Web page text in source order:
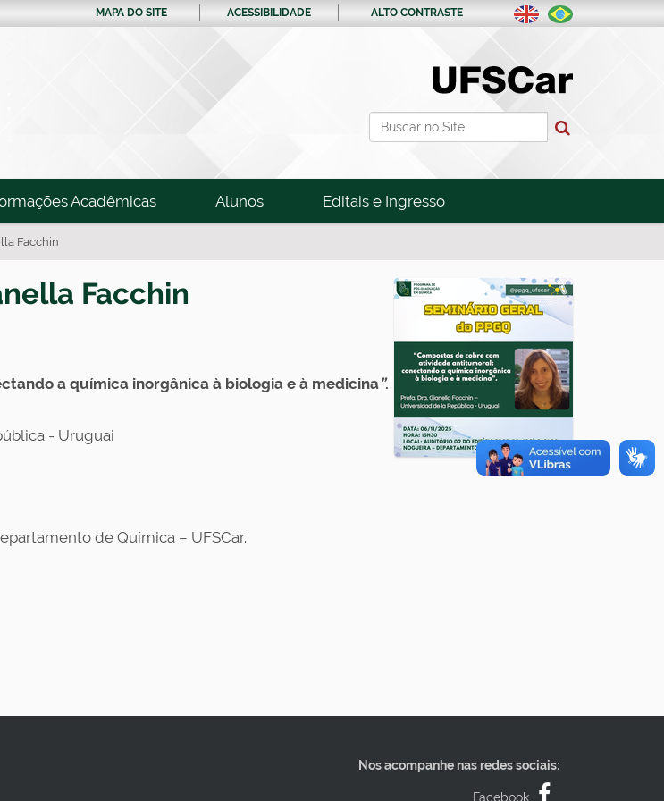
Busca
MAPA DO SITE ACESSIBILIDADE ALTO CONTRASTE
Acadêmicas Alunos Editais e Ingresso
Facchin
Facchin
a química inorgânica à biologia e à medicina”.
- Uruguai
de Química – UFSCar.
Nos acompanhe nas redes sociais:
Facebook